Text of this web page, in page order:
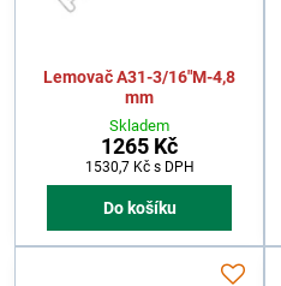
Lemovač A31-3/16"M-4,8
mm
Skladem
1265 Kč
1530,7 Kč s DPH
Do košíku